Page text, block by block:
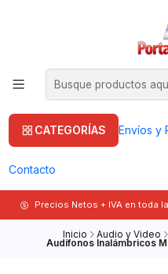
CATEGORÍAS Envíos y
Contacto
Precios Netos + IVA en toda
Inicio Audio y Video
Audífonos Inalámbricos